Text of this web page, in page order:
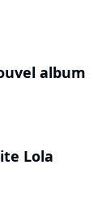
album
Lola